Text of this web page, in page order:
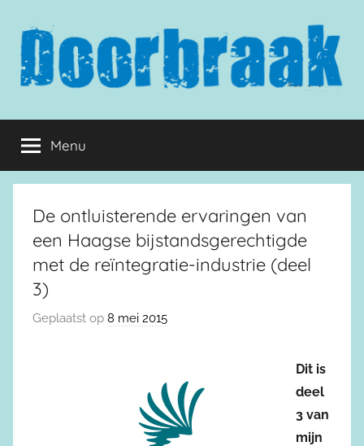
inhoud
springen
Doorbraak.eu
Menu
De ontluisterende ervaringen van
een Haagse bijstandsgerechtigde
met de reïntegratie-industrie (deel
3)
Geplaatst op 8 mei 2015
Dit is
deel
3 van
mijn